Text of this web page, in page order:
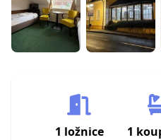
1 ložnice 1